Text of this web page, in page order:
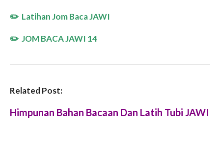
✏️ LatihanJom Baca JAWI
✏️ JOM BACA JAWI 14
Related Post:
Himpunan Bahan Bacaan Dan Latih Tubi JAWI